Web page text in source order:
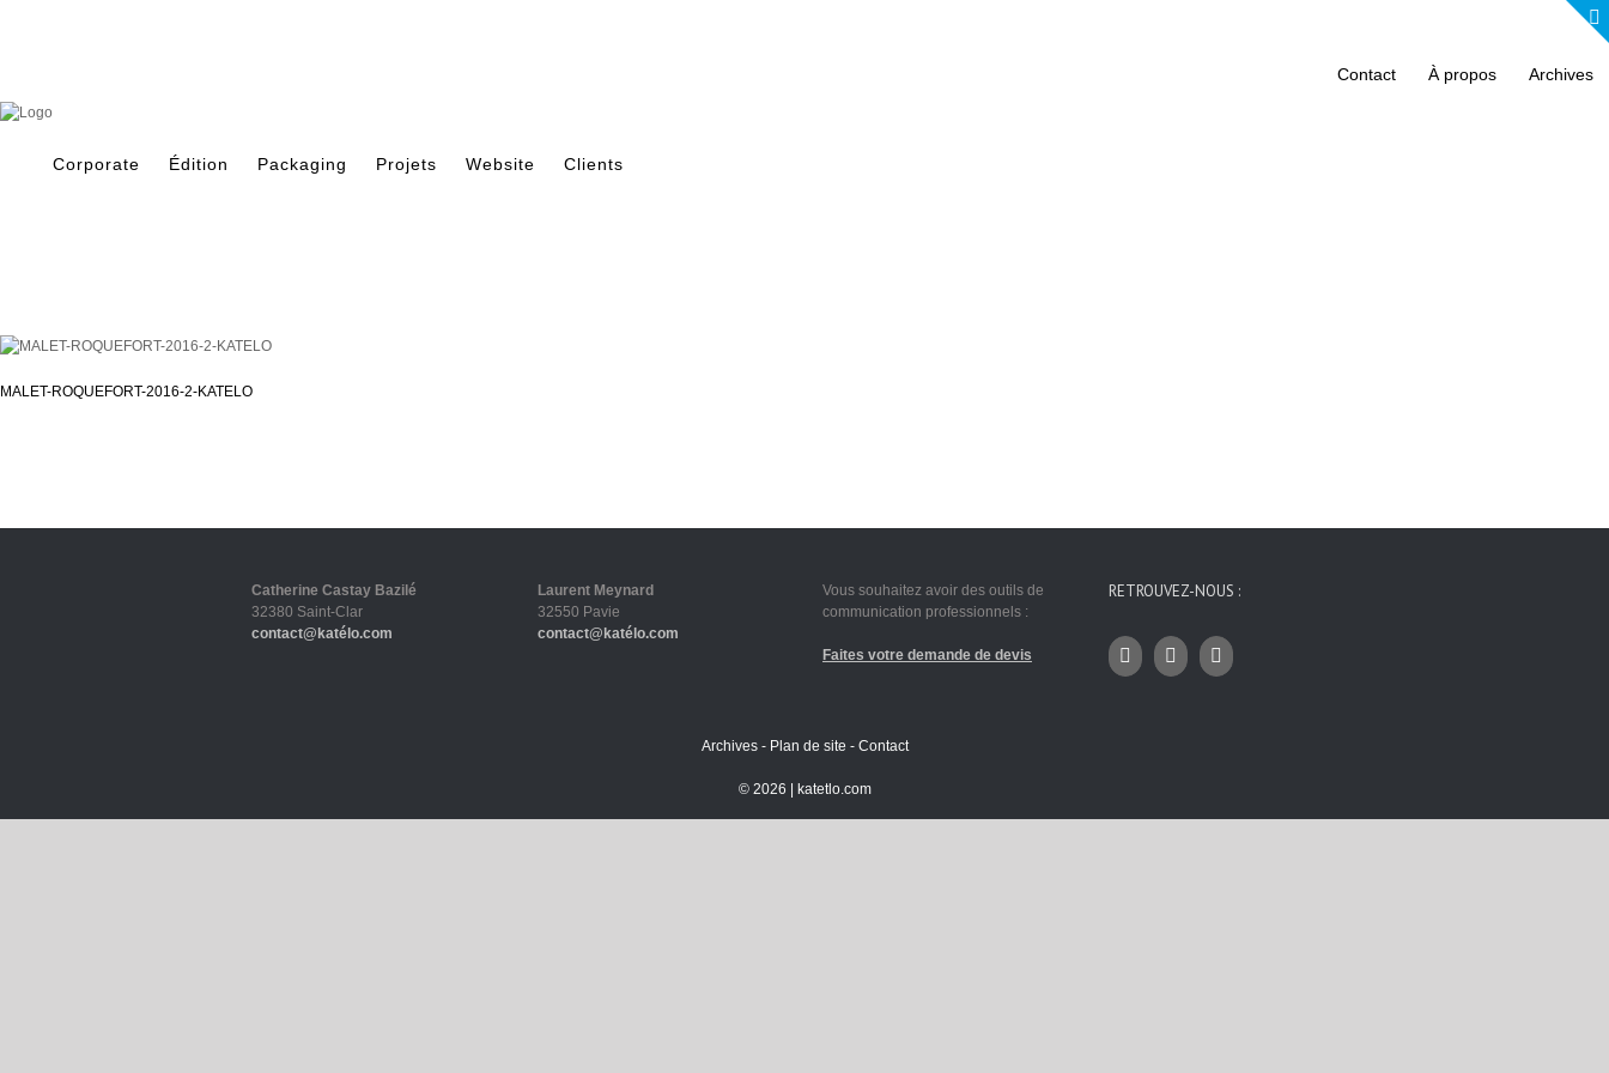
Contact À propos Archives
Corporate Édition Packaging Projets Website Clients
MALET-ROQUEFORT-2016-2-KATELO
Catherine Castay Bazilé
32380 Saint-Clar
contact@katélo.com
Laurent Meynard
32550 Pavie
contact@katélo.com
Vous souhaitez avoir des outils de
communication professionnels :
Faites votre demande de devis
RETROUVEZ-NOUS :
Archives- Plan de site - Contact
© 2026 | katetlo.com